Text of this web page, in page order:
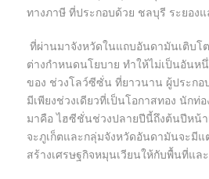
ทางภาษี ที่ประกอบด้วย ชลบุรี ระยองแ
ที่ผ่านมาจังหวัดในแถบอันดามันเติบโ
ต่างกำหนดนโยบาย ทำให้ไม่เป็นอันห
ของ ช่วงโลว์ซีซั่น ที่ยาวนาน ผู้ประกอ
มีเพียงช่วงเดียวที่เป็นโอกาสทอง นักท่
มาคือ ไฮซีชั่นช่วงปลายปีนี้ถึงต้นปีหน้า
จะภูเก็ตและกลุ่มจังหวัดอันดามันจะมี
สร้างเศรษฐกิจหมุนเวียนให้กับพื้นที่แล